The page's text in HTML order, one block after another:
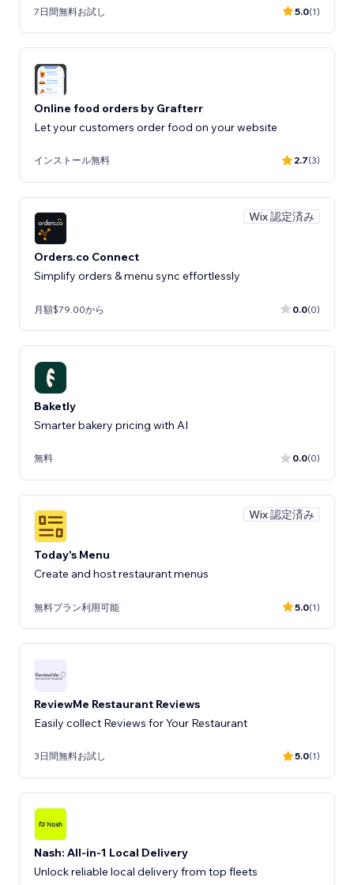
7日間無料お試し 5.0(1)
Online food orders by Grafterr
Let your customers order food on your website
インストール無料 2.7(3)
Wix 認定済み
Orders.co Connect
Simplify orders & menu sync effortlessly
月額$79.00から 0.0(0)
Baketly
Smarter bakery pricing with AI
無料 0.0(0)
Wix 認定済み
Today's Menu
Create and host restaurant menus
無料プラン利用可能 5.0(1)
ReviewMe Restaurant Reviews
Easily collect Reviews for Your Restaurant
3日間無料お試し 5.0(1)
Nash: All-in-1 Local Delivery
Unlock reliable local delivery from top fleets